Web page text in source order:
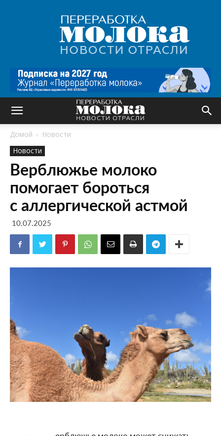
Переработка
молока
|
Новости
Домой
Новости
Новости
Верблюжье молоко
помогает бороться
с аллергической астмой
10.07.2025